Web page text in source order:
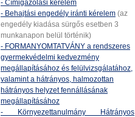
- Címigazolási kérelem
- Behajtási engedély iránti kérelem (az
engedély kiadása sürgős esetben 3
munkanapon belül történik)
- FORMANYOMTATVÁNY a rendszeres
gyermekvédelmi kedvezmény
megállapításához és felülvizsgálatához,
valamint a hátrányos, halmozottan
hátrányos helyzet fennállásának
megállapításához
- Környezettanulmány Hátrányos